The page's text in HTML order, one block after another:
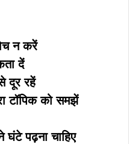
न करें
दें
दूर रहें
टॉपिक को समझें
घंटे पढ़ना चाहिए